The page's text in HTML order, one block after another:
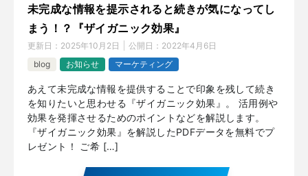
未完成な情報を提示されると続きが気になってし
まう！？『ザイガニック効果』
更新日： 2025年10月2日 公開日： 2022年4月6日
blog
お知らせ マーケティング
あえて未完成な情報を提供することで印象を残して続き
を知りたいと思わせる『ザイガニック効果』。 活用例や
効果を発揮させるためのポイントなどを解説します。
『ザイガニック効果』を解説したPDFデータを無料でプ
レゼント！ ご希 […]